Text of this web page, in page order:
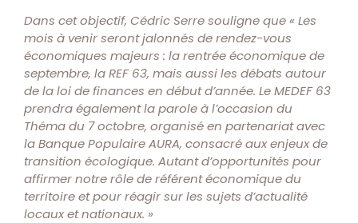
Dans cet objectif, Cédric Serre souligne que « Les
mois à venir seront jalonnés de rendez-vous
économiques majeurs : la rentrée économique de
septembre, la REF 63, mais aussi les débats autour
de la loi de finances en début d’année. Le MEDEF 63
prendra également la parole à l’occasion du
Théma du 7 octobre, organisé en partenariat avec
la Banque Populaire AURA, consacré aux enjeux de
transition écologique. Autant d’opportunités pour
affirmer notre rôle de référent économique du
territoire et pour réagir sur les sujets d’actualité
locaux et nationaux. »